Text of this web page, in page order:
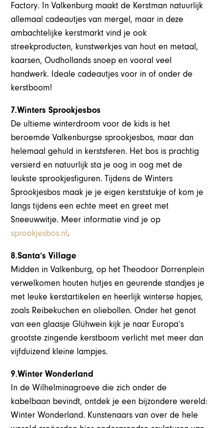
Factory. In Valkenburg maakt de Kerstman natuurlijk
allemaal cadeautjes van mergel, maar in deze
ambachtelijke kerstmarkt vind je ook
streekproducten, kunstwerkjes van hout en metaal,
kaarsen, Oudhollands snoep en vooral veel
handwerk. Ideale cadeautjes voor in of onder de
kerstboom!
7.Winters Sprookjesbos
De ultieme winterdroom voor de kids is het
beroemde Valkenburgse sprookjesbos, maar dan
helemaal gehuld in kerstsferen. Het bos is prachtig
versierd en natuurlijk sta je oog in oog met de
leukste sprookjesfiguren. Tijdens de Winters
Sprookjesbos maak je je eigen kerststukje of kom je
langs tijdens een echte meet en greet met
Sneeuwwitje. Meer informatie vind je op
sprookjesbos.nl.
8.Santa’s Village
Midden in Valkenburg, op het Theodoor Dorrenplein
verwelkomen houten hutjes en geurende standjes je
met leuke kerstartikelen en heerlijk winterse hapjes,
zoals Reibekuchen en oliebollen. Onder het genot
van een glaasje Glühwein kijk je naar Europa’s
grootste zingende kerstboom verlicht met meer dan
vijfduizend kleine lampjes.
9.Winter Wonderland
In de Wilhelminagroeve die zich onder de
kabelbaan bevindt, ontdek je een bijzondere wereld:
Winter Wonderland. Kunstenaars van over de hele